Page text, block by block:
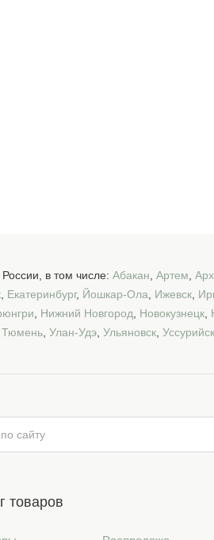
в том числе: Абакан Артем
Екатеринбург, Йошкар-Ола Ижевск
Нижний Новгород Новокузнецк
Тюмень Улан-Удэ Ульяновск Уссурийск
товаров